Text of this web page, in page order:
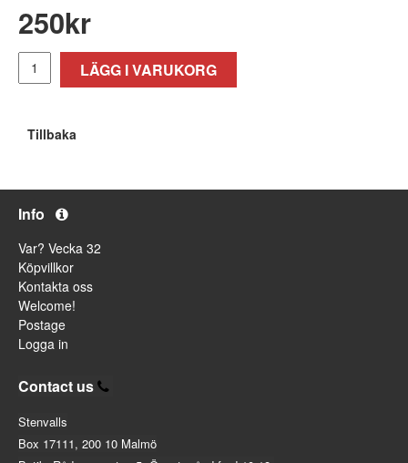
250kr
LÄGG I VARUKORG
Tillbaka
Info
Var? Vecka 32
Köpvillkor
Kontakta oss
Welcome!
Postage
Logga in
Contact us
Stenvalls
Box 17111, 200 10 Malmö